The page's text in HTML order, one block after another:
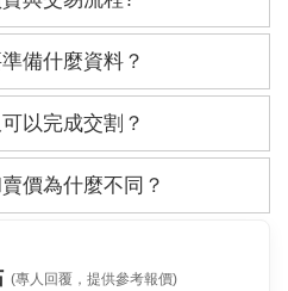
備什麼資料？
以完成交割？
價為什麼不同？
(專人回覆，提供參考報價)